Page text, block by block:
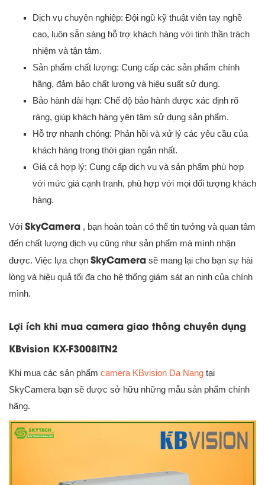
Dịch vụ chuyên nghiệp: Đội ngũ kỹ thuật viên tay nghề
cao, luôn sẵn sàng hỗ trợ khách hàng với tinh thần trách
nhiệm và tận tâm.
Sản phẩm chất lượng: Cung cấp các sản phẩm chính
hãng, đảm bảo chất lượng và hiệu suất sử dụng.
Bảo hành dài hạn: Chế độ bảo hành được xác định rõ
ràng, giúp khách hàng yên tâm sử dụng sản phẩm.
Hỗ trợ nhanh chóng: Phản hồi và xử lý các yêu cầu của
khách hàng trong thời gian ngắn nhất.
Giá cả hợp lý: Cung cấp dịch vụ và sản phẩm phù hợp
với mức giá cạnh tranh, phù hợp với mọi đối tượng khách
hàng.
Với SkyCamera , bạn hoàn toàn có thể tin tưởng và quan tâm
đến chất lượng dịch vụ cũng như sản phẩm mà mình nhận
được. Việc lựa chọn SkyCamera sẽ mang lại cho bạn sự hài
lòng và hiệu quả tối đa cho hệ thống giám sát an ninh của chính
mình.
Lợi ích khi mua camera giao thông chuyên dụng
KBvision KX-F3008ITN2
Khi mua các sản phẩm camera KBvision Da Nang tại
SkyCamera bạn sẽ được sở hữu những mẫu sản phẩm chính
hãng.